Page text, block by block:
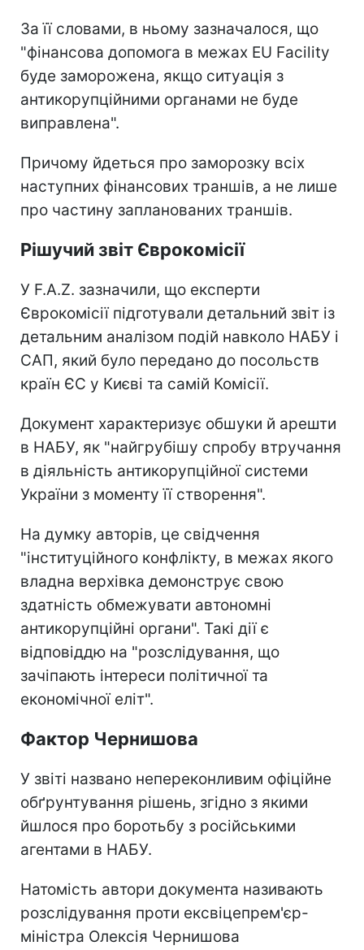
За її словами, в ньому зазначалося, що
"фінансова допомога в межах EU Facility
буде заморожена, якщо ситуація з
антикорупційними органами не буде
виправлена".
Причому йдеться про заморозку всіх
наступних фінансових траншів, а не лише
про частину запланованих траншів.
Рішучий звіт Єврокомісії
У F.A.Z. зазначили, що експерти
Єврокомісії підготували детальний звіт із
детальним аналізом подій навколо НАБУ і
САП, який було передано до посольств
країн ЄС у Києві та самій Комісії.
Документ характеризує обшуки й арешти
в НАБУ, як "найгрубішу спробу втручання
в діяльність антикорупційної системи
України з моменту її створення".
На думку авторів, це свідчення
"інституційного конфлікту, в межах якого
владна верхівка демонструє свою
здатність обмежувати автономні
антикорупційні органи". Такі дії є
відповіддю на "розслідування, що
зачіпають інтереси політичної та
економічної еліт".
Фактор Чернишова
У звіті названо непереконливим офіційне
обґрунтування рішень, згідно з якими
йшлося про боротьбу з російськими
агентами в НАБУ.
Натомість автори документа називають
розслідування проти ексвіцепрем'єр-
міністра Олексія Чернишова